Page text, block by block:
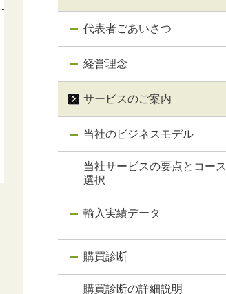
代表者ごあいさつ
経営理念
サービスのご案内
当社のビジネスモデル
当社サービスの要点とコース
選択
輸入実績データ
購買診断
購買診断の詳細説明